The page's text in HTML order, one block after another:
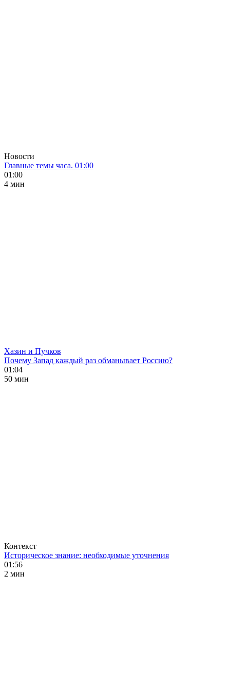
Новости
Главные темы часа. 01:00
01:00
4 мин
Хазин и Пучков
Почему Запад каждый раз обманывает Россию?
01:04
50 мин
Контекст
Историческое знание: необходимые уточнения
01:56
2 мин